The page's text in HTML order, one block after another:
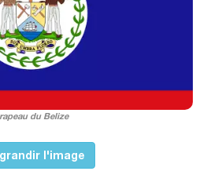
du Belize
l'image